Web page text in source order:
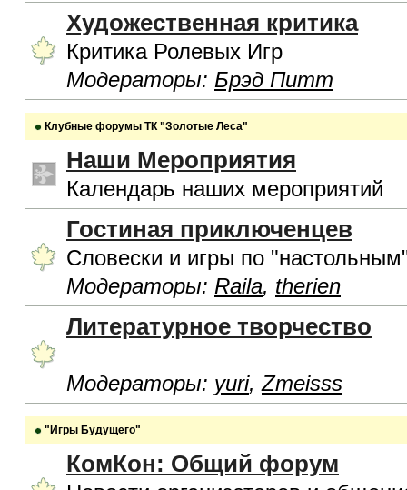
Художественная критика
Критика Ролевых Игр
Модераторы: Брэд Питт
Клубные форумы ТК "Золотые Леса"
Наши Мероприятия
Календарь наших мероприятий
Гостиная приключенцев
Словески и игры по
Модераторы: Raila, therien
Литературное творчество
Модераторы: yuri,Zmeisss
"Игры Будущего"
КомКон: Общий форум